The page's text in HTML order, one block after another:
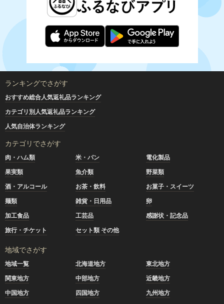
ランキングでさがす
おすすめ総合人気返礼品ランキング
カテゴリ別人気返礼品ランキング
人気自治体ランキング
カテゴリでさがす
肉・ハム類 米・パン
電化製品
果実類
魚介類
野菜類
酒・アルコール
お茶・飲料
お菓子・スイーツ
麺類
雑貨・日用品
卵
加工食品
工芸品
感謝状・記念品
旅行・チケット
セット類 その他
地域でさがす
地域一覧 北海道地方
東北地方
関東地方
中部地方
近畿地方
中国地方
四国地方 九州地方